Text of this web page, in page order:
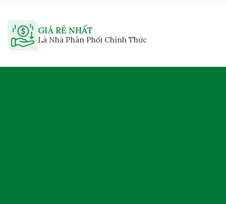
GIÁ RẺ NHẤT
Là Nhà Phân Phối Chính Thức